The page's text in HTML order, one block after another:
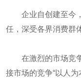
企业自创建至今，
任，深受各界消费群
在激烈的市场竞争
接市场的竞争“以人